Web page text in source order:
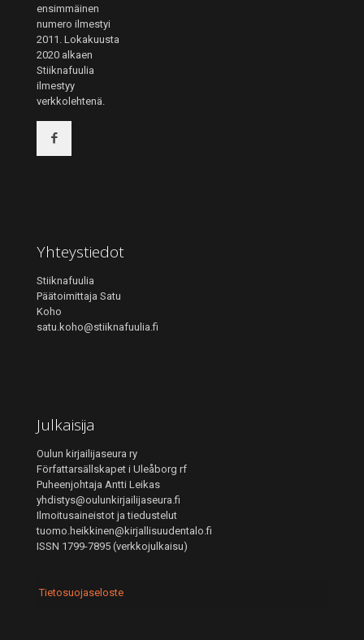
ensimmäinen
numero ilmestyi
2011. Lokakuusta
2020 alkaen
Stiiknafuulia
ilmestyy
verkkolehtenä.
Yhteystiedot
Stiiknafuulia
Päätoimittaja Satu
Koho
satu.koho@stiiknafuulia.fi
Julkaisija
Oulun kirjailijaseura ry
Författarsällskapet i Uleåborg rf
Puheenjohtaja Antti Leikas
yhdistys@oulunkirjailijaseura.fi
Ilmoitusaineistot ja tiedustelut
tuomo.heikkinen@kirjallisuudentalo.fi
ISSN 1799-7895 (verkkojulkaisu)
Tietosuojaseloste